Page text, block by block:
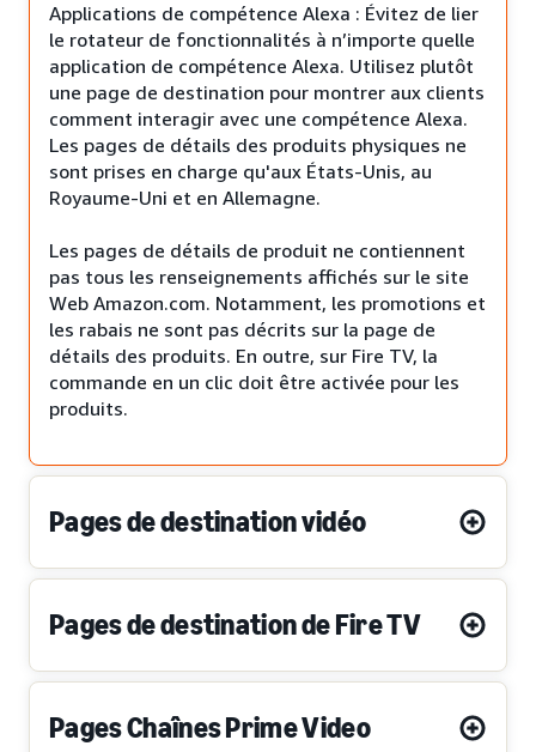
Applications de compétence Alexa : Évitez de lier
le rotateur de fonctionnalités à n’importe quelle
application de compétence Alexa. Utilisez plutôt
une page de destination pour montrer aux clients
comment interagir avec une compétence Alexa.
Les pages de détails des produits physiques ne
sont prises en charge qu'aux États-Unis, au
Royaume-Uni et en Allemagne.
Les pages de détails de produit ne contiennent
pas tous les renseignements affichés sur le site
Web Amazon.com. Notamment, les promotions et
les rabais ne sont pas décrits sur la page de
détails des produits. En outre, sur Fire TV, la
commande en un clic doit être activée pour les
produits.
Pages de destination vidéo
Pages de destination de Fire TV
Pages Chaînes Prime Video